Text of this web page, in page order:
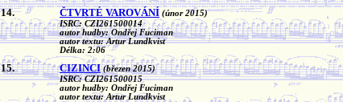
14. ČTVRTÉ VAROVÁNÍ (únor 2015)
ISRC: CZI261500014
autor hudby: Ondřej Fuciman
autor textu: Artur Lundkvist
Délka: 2:06
15. CIZINCI (březen 2015)
ISRC: CZI261500015
autor hudby: Ondřej Fuciman
autor textu: Artur Lundkvist